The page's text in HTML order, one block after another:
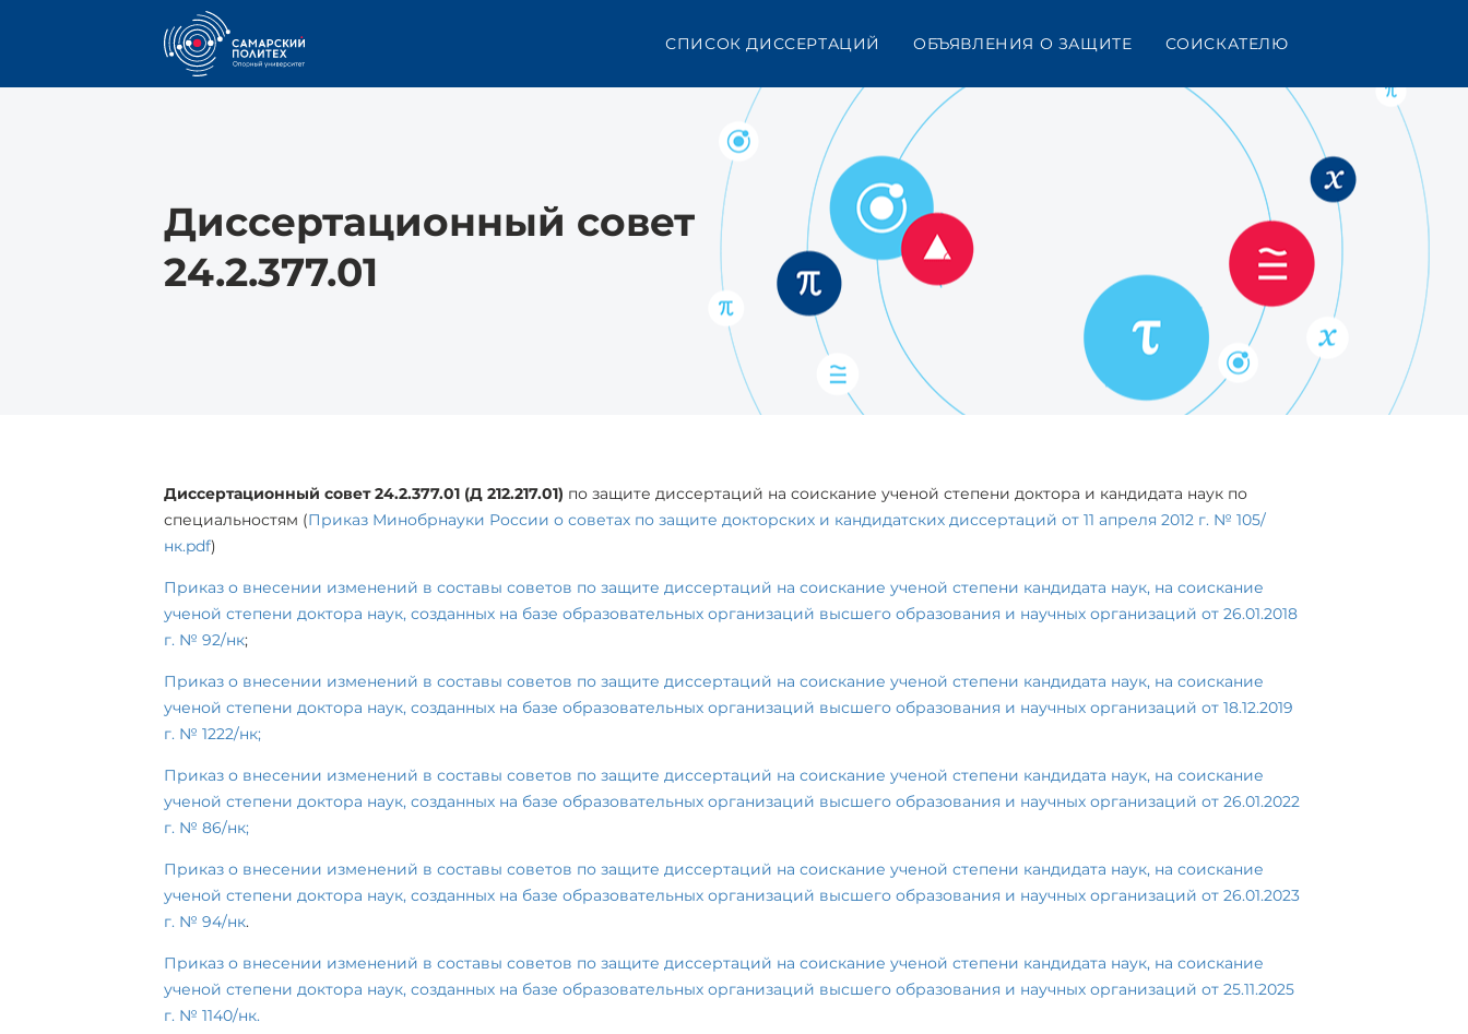
СПИСОК ДИССЕРТАЦИЙ ОБЪЯВЛЕНИЯ О ЗАЩИТЕ СОИСКАТЕЛЮ
Диссертационный совет
24.2.377.01
Диссертационный совет 24.2.377.01 (Д 212.217.01) по защите диссертаций на соискание ученой степени доктора и кандидата наук по
специальностям (Приказ Минобрнауки России о советах по защите докторских и кандидатских диссертаций от 11 апреля 2012 г. № 105/
нк.pdf)
Приказ о внесении изменений в составы советов по защите диссертаций на соискание ученой степени кандидата наук, на соискание
ученой степени доктора наук, созданных на базе образовательных организаций высшего образования и научных организаций от 26.01.2018
г. № 92/нк;
Приказ о внесении изменений в составы советов по защите диссертаций на соискание ученой степени кандидата наук, на соискание
ученой степени доктора наук, созданных на базе образовательных организаций высшего образования и научных организаций от 18.12.2019
г. № 1222/нк;
Приказ о внесении изменений в составы советов по защите диссертаций на соискание ученой степени кандидата наук, на соискание
ученой степени доктора наук, созданных на базе образовательных организаций высшего образования и научных организаций от 26.01.2022
г. № 86/нк;
Приказ о внесении изменений в составы советов по защите диссертаций на соискание ученой степени кандидата наук, на соискание
ученой степени доктора наук, созданных на базе образовательных организаций высшего образования и научных организаций от 26.01.2023
г. № 94/нк.
Приказ о внесении изменений в составы советов по защите диссертаций на соискание ученой степени кандидата наук, на соискание
ученой степени доктора наук, созданных на базе образовательных организаций высшего образования и научных организаций от 25.11.2025
г. № 1140/нк.